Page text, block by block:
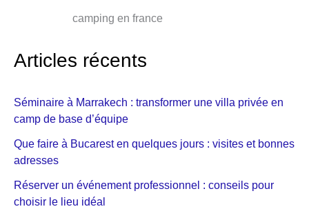
camping en france
Articles récents
Séminaire à Marrakech : transformer une villa privée en
camp de base d’équipe
Que faire à Bucarest en quelques jours : visites et bonnes
adresses
Réserver un événement professionnel : conseils pour
choisir le lieu idéal